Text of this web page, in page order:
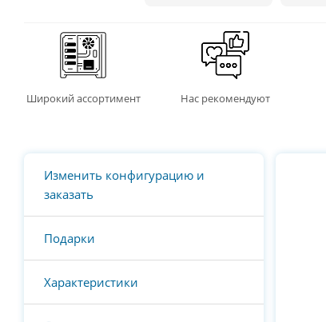
Широкий ассортимент Нас рекомендуют
Изменить конфигурацию и
заказать
Подарки
Характеристики